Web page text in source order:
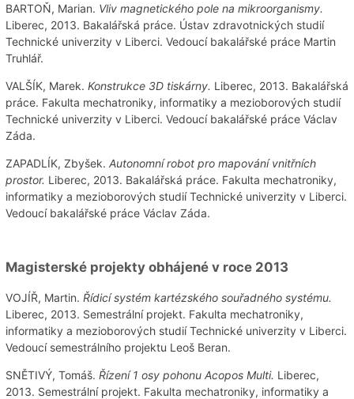
BARTOŇ, Marian. Vliv magnetického pole na mikroorganismy.
Liberec, 2013. Bakalářská práce. Ústav zdravotnických studií
Technické univerzity v Liberci. Vedoucí bakalářské práce Martin
Truhlář.
VALŠÍK, Marek. Konstrukce 3D tiskárny. Liberec, 2013. Bakalářská
práce. Fakulta mechatroniky, informatiky a mezioborových studií
Technické univerzity v Liberci. Vedoucí bakalářské práce Václav
Záda.
ZAPADLÍK, Zbyšek. Autonomní robot pro mapování vnitřních
prostor. Liberec, 2013. Bakalářská práce. Fakulta mechatroniky,
informatiky a mezioborových studií Technické univerzity v Liberci.
Vedoucí bakalářské práce Václav Záda.
Magisterské projekty obhájené v roce 2013
VOJÍŘ, Martin. Řídicí systém kartézského souřadného systému.
Liberec, 2013. Semestrální projekt. Fakulta mechatroniky,
informatiky a mezioborových studií Technické univerzity v Liberci.
Vedoucí semestrálního projektu Leoš Beran.
SNĚTIVÝ, Tomáš. Řízení 1 osy pohonu Acopos Multi. Liberec,
2013. Semestrální projekt. Fakulta mechatroniky, informatiky a